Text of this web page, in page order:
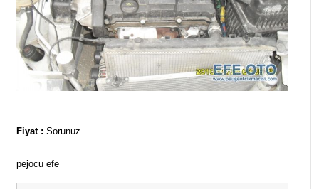
Fiyat : Sorunuz
pejocu efe